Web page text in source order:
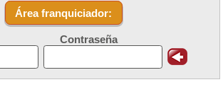
Área franquiciador:
Contraseña